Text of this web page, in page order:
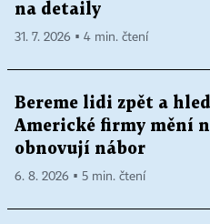
na detaily
31. 7. 2026 ▪ 4 min. čtení
Bereme lidi zpět a
Americké firmy mění
obnovují nábor
6. 8. 2026 ▪ 5 min. čtení